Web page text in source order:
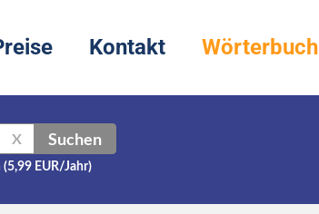
Kontakt Wörterbuch
X Suchen
EUR/Jahr)